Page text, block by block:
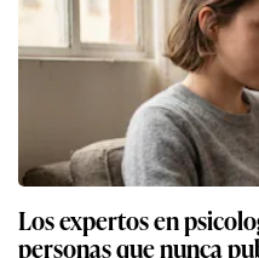
Los expertos en
personas que nunca